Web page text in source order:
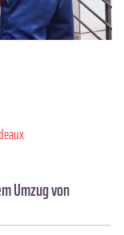
Umzug von